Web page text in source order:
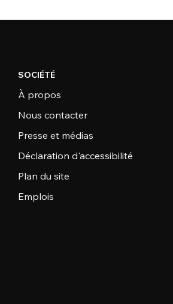
SOCIÉTÉ
À propos
Nous contacter
Presse et médias
Déclaration d'accessibilité
Plan du site
Emplois